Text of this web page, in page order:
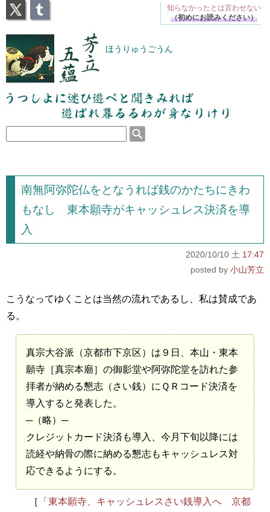
芳立五蘊 ほうりゅうごうん
うつしよに迷ひ遊べと聞きみれば遊ばれ暮るるわが
身なりけり
南無阿弥陀仏をとなうれば銭のかたちにきわ
もなし 東本願寺がキャッシュレス決済を導
入
2020/10/10 土 17:47
小山芳立
こうなってゆくことは当然の流れであるし、私は賛成であ
る。
真宗大谷派（京都市下京区）は９日、本山・東本
願寺［真宗本廟］の御影堂や阿弥陀堂を訪れた参
拝者が納める懇志（さい銭）にＱＲコード決済を
導入すると発表した。
─（略）─
クレジットカード決済も導入、今月下旬以降には
読経や納骨の際に納める懇志もキャッシュレス対
応できるようにする。
［
「東本願寺、キャッシュレスさい銭導入へ 京都
知らなかったとは言わせない
（初めにお読みください）
X Tumblr